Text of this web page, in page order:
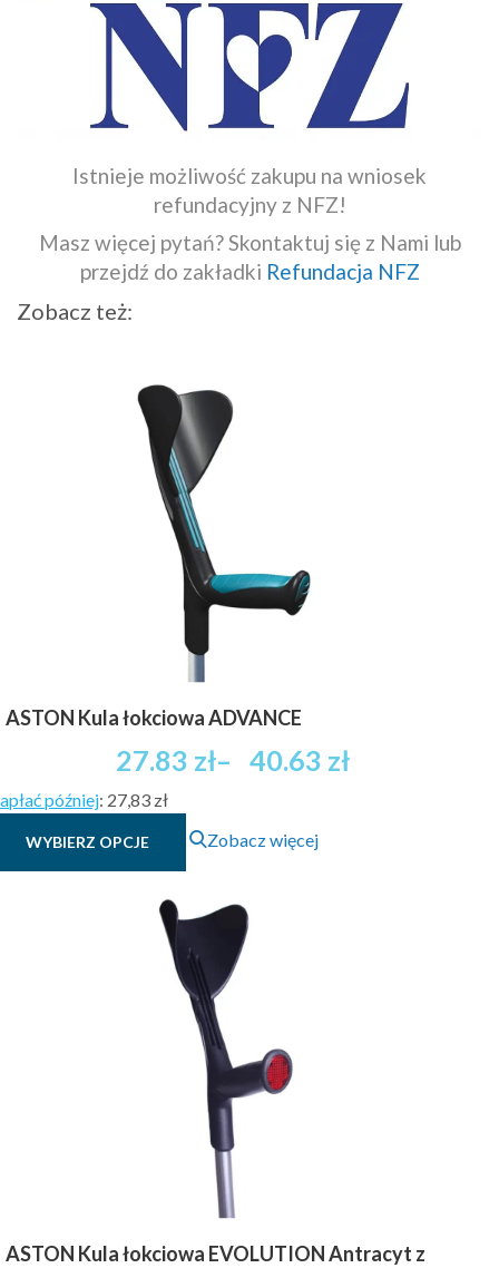
Istnieje możliwość zakupu na wniosek
refundacyjny z NFZ!
Masz więcej pytań? Skontaktuj się z Nami lub
przejdź do zakładki Refundacja NFZ
Zobacz też:
ASTON Kula łokciowa ADVANCE
27.83 zł– 40.63 zł
Zakres
27.83 zł
do
40.63 zł
brutto
później: 27,83 zł
WYBIERZ OPCJE
Ten
produkt
wiele
wariantów.
Opcje
można
wybrać
na
stronie
produktu
Zobacz więcej
ASTON Kula łokciowa EVOLUTION Antracyt z